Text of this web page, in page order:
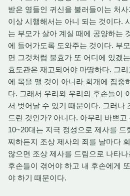
받은 영들인 귀신을 불러들이는 처
이상 시행해서는 아니 되는 것이다.
는 부모가 살아 계실 때에 공양하는
에 들어가도록 도와주는 것이다. 부
면 그것처럼 불효가 또 어디에 있겠
효도관은 재고되어야 마땅하다. 그
에 목을 맬 것이 아니라 회개에 집중
다. 그래서 우리와 우리의 후손들이
서 벗어날 수 있기 때문이다. 그러나
드린 것인가? 아니다. 아무리 바쁘
10~20대는 지극 정성으로 제사를 드
찌하든지 조상 제사의 죄를 날마다
않으면 조상 제사를 드림으로 나타
후손들이 겪어야 하고 내 후손에게
야 하기 때문이다.